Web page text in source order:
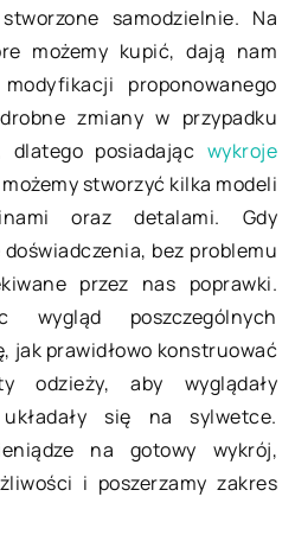
samodzielnie. Na
możemy kupić, dają nam
proponowanego
zmiany w przypadku
dlatego posiadając wykroje
możemy stworzyć kilka modeli
oraz detalami. Gdy
bez problemu
przez nas poprawki.
wygląd poszczególnych
jak prawidłowo konstruować
odzieży, aby wyglądały
się na sylwetce.
na gotowy wykrój,
i poszerzamy zakres